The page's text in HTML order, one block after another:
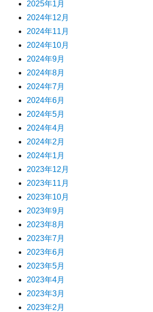
2025年1月
2024年12月
2024年11月
2024年10月
2024年9月
2024年8月
2024年7月
2024年6月
2024年5月
2024年4月
2024年2月
2024年1月
2023年12月
2023年11月
2023年10月
2023年9月
2023年8月
2023年7月
2023年6月
2023年5月
2023年4月
2023年3月
2023年2月